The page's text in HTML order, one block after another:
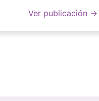
Ver publicación →